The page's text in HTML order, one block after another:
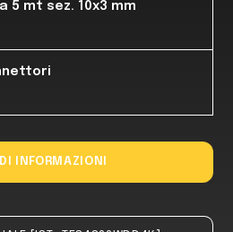
5 mt sez. 10x3 mm
INFORMAZIONI